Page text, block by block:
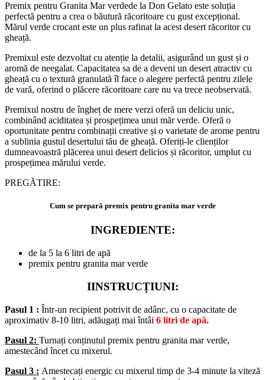
Premix pentru Granita Mar verdede la Don Gelato este soluția
perfectă pentru a crea o băutură răcoritoare cu gust excepțional.
Mărul verde crocant este un plus rafinat la acest desert răcoritor cu
gheață.
Premixul este dezvoltat cu atenție la detalii, asigurând un gust și o
aromă de neegalat. Capacitatea sa de a deveni un desert atractiv cu
gheață cu o textură granulată îl face o alegere perfectă pentru zilele
de vară, oferind o plăcere răcoritoare care nu va trece neobservată.
Premixul nostru de îngheț de mere verzi oferă un deliciu unic,
combinând aciditatea și prospețimea unui măr verde. Oferă o
oportunitate pentru combinații creative și o varietate de arome pentru
a sublinia gustul desertului tău de gheață. Oferiți-le clienților
dumneavoastră plăcerea unui desert delicios și răcoritor, umplut cu
prospețimea mărului verde.
PREGĂTIRE:
Cum se prepară premix pentru granita mar verde
INGREDIENTE:
de la 5 la 6 litri de apă
premix pentru granita mar verde
IINSTRUCȚIUNI:
Pasul 1 : Într-un recipient potrivit de adânc, cu o capacitate de
aproximativ 8-10 litri, adăugați mai întâi 6 litri de apă.
Pasul 2: Turnați conținutul premix pentru granita mar verde,
amestecând încet cu mixerul.
Pasul 3 : Amestecați energic cu mixerul timp de 3-4 minute la viteză